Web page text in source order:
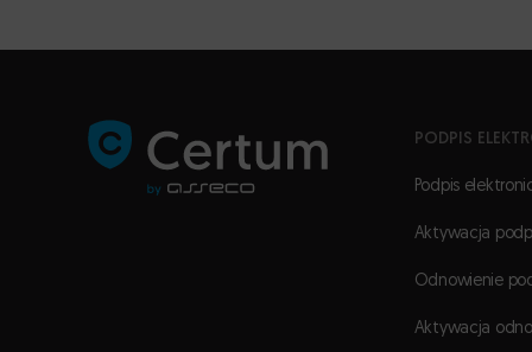
PODPIS
Podpis
Aktywacja
Odnowienie
Aktywacja